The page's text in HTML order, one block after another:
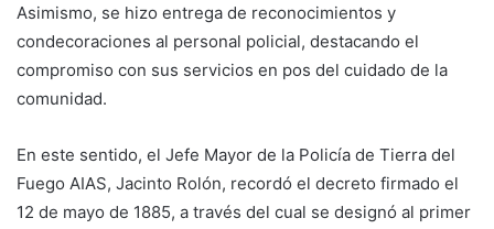
Asimismo, se hizo entrega de reconocimientos y
condecoraciones al personal policial, destacando el
compromiso con sus servicios en pos del cuidado de la
comunidad.
En este sentido, el Jefe Mayor de la Policía de Tierra del
Fuego AIAS, Jacinto Rolón, recordó el decreto firmado el
12 de mayo de 1885, a través del cual se designó al primer